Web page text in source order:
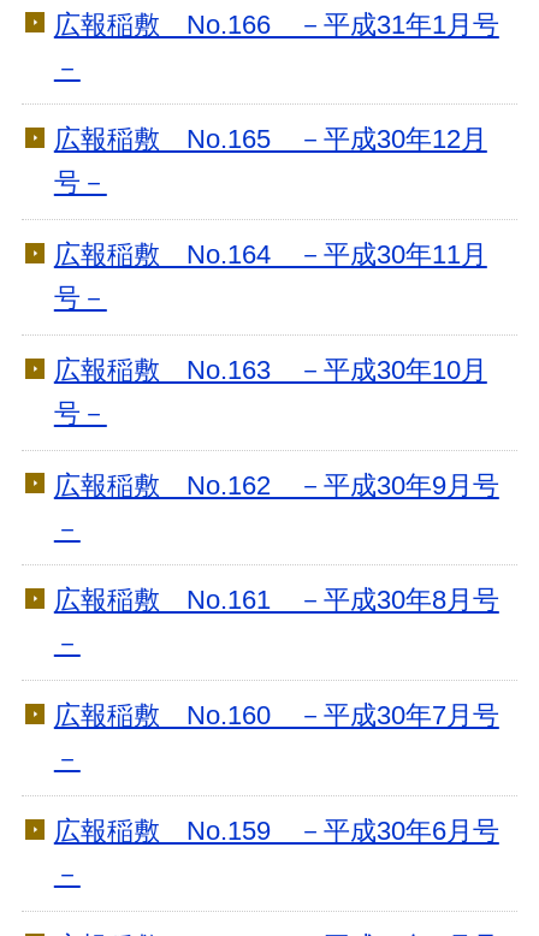
広報稲敷 No.166 －平成31年1月号
－
広報稲敷 No.165 －平成30年12月
号－
広報稲敷 No.164 －平成30年11月
号－
広報稲敷 No.163 －平成30年10月
号－
広報稲敷 No.162 －平成30年9月号
－
広報稲敷 No.161 －平成30年8月号
－
広報稲敷 No.160 －平成30年7月号
－
広報稲敷 No.159 －平成30年6月号
－